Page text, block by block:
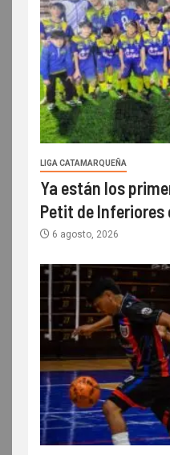
LIGA CATAMARQUEÑA
Ya están los
Petit de Inferiores
6 agosto, 2026